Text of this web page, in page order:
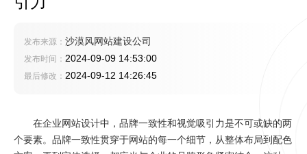
发布来源： 沙漠风网站建设公司
发布时间： 2024-09-09 14:53:00
最后修改： 2024-09-12 14:26:45
在企业网站设计中，品牌一致性和视觉吸引力是不可或缺的两
个要素。品牌一致性贯穿于网站的每一个细节，从整体布局到配色